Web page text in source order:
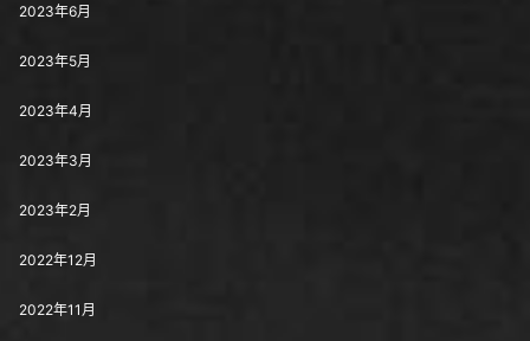
2023年6月
2023年5月
2023年4月
2023年3月
2023年2月
2022年12月
2022年11月